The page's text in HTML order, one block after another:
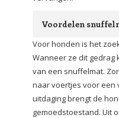
Voordelen
Voor honden is het
Wanneer ze dit gedrag
van een snuffelmat.
naar voertjes voor een
uitdaging brengt de
gemoedstoestand. Uit